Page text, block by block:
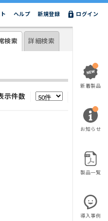
ログイン
新規登録
ヘルプ
検索 詳細検索
示件数
新着製品
お知らせ
製品一覧
導入事例